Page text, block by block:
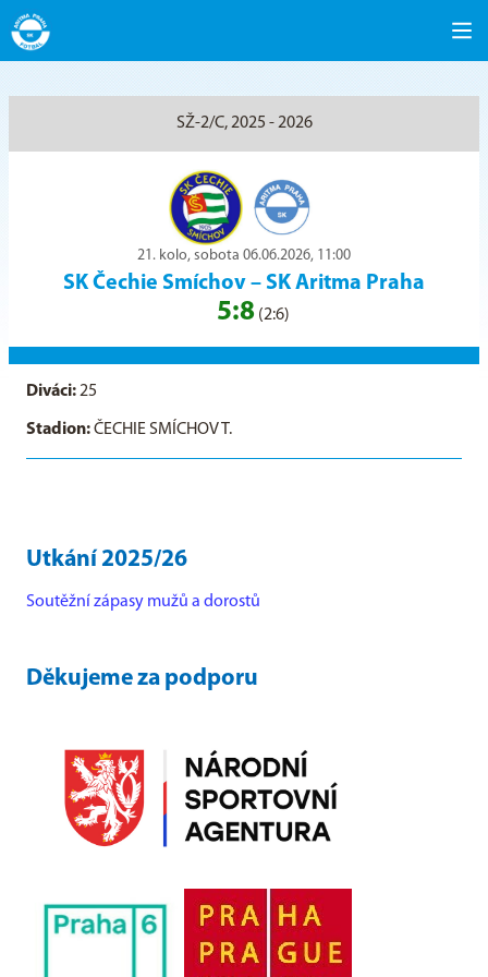
SŽ-2/C, 2025 - 2026
21. kolo, sobota 06.06.2026, 11:00
SK Čechie Smíchov – SK Aritma Praha
5:8 (2:6)
Diváci:25
Stadion:ČECHIE SMÍCHOV T.
Utkání 2025/26
Soutěžní zápasy mužů a dorostů
Děkujeme za podporu